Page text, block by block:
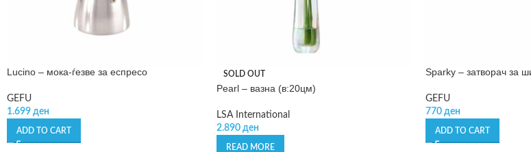
Lucino – мока-ѓезве за еспресо
GEFU
1.699 ден
ADD TO CART
SOLD OUT
Pearl – вазна (в:20цм)
LSA International
2.890 ден
READ MORE
Sparky – затворач за
GEFU
770 ден
ADD TO CART